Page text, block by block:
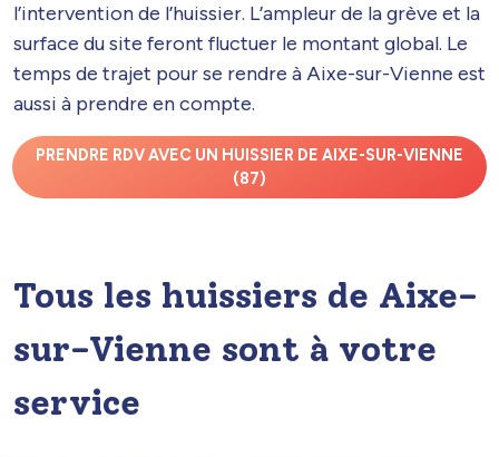
l’intervention de l’huissier. L’ampleur de la grève et la
surface du site feront fluctuer le montant global. Le
temps de trajet pour se rendre à Aixe-sur-Vienne est
aussi à prendre en compte.
PRENDRE RDV AVEC UN HUISSIER DE AIXE-SUR-VIENNE
(87)
Tous les huissiers de Aixe-
sur-Vienne sont à votre
service